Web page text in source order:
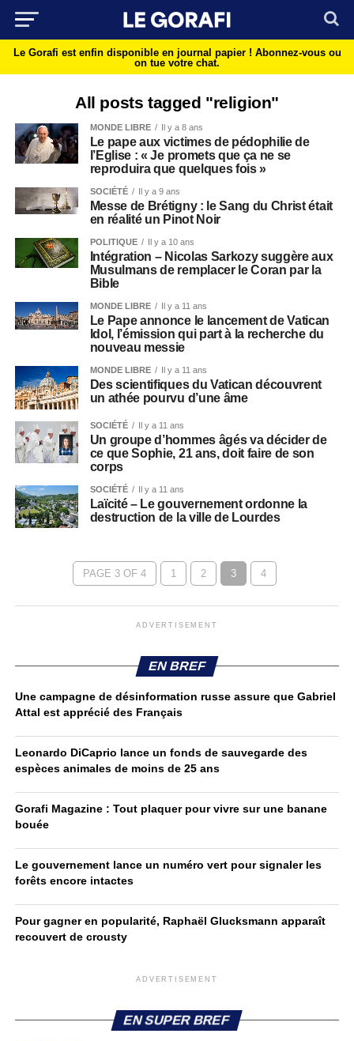
Le Gorafi est enfin disponible en journal papier ! Abonnez-vous ou
on tue votre chat.
All posts tagged "religion"
MONDE LIBRE Il y a 8 ans
Le pape aux victimes de pédophilie de
l’Eglise : « Je promets que ça ne se
reproduira que quelques fois »
SOCIÉTÉ Il y a 9 ans
Messe de Brétigny : le Sang du Christ était
en réalité un Pinot Noir
POLITIQUE Il y a 10 ans
Intégration – Nicolas Sarkozy suggère aux
Musulmans de remplacer le Coran par la
Bible
MONDE LIBRE Il y a 11 ans
Le Pape annonce le lancement de Vatican
Idol, l’émission qui part à la recherche du
nouveau messie
MONDE LIBRE Il y a 11 ans
Des scientifiques du Vatican découvrent
un athée pourvu d’une âme
SOCIÉTÉ Il y a 11 ans
Un groupe d’hommes âgés va décider de
ce que Sophie, 21 ans, doit faire de son
corps
SOCIÉTÉ Il y a 11 ans
Laïcité – Le gouvernement ordonne la
destruction de la ville de Lourdes
PAGE 3 OF 4 1 2 3 4
ADVERTISEMENT
EN BREF
Une campagne de désinformation russe assure que Gabriel
Attal est apprécié des Français
Leonardo DiCaprio lance un fonds de sauvegarde des
espèces animales de moins de 25 ans
Gorafi Magazine : Tout plaquer pour vivre sur une banane
bouée
Le gouvernement lance un numéro vert pour signaler les
forêts encore intactes
Pour gagner en popularité, Raphaël Glucksmann apparaît
recouvert de crousty
ADVERTISEMENT
EN SUPER BREF